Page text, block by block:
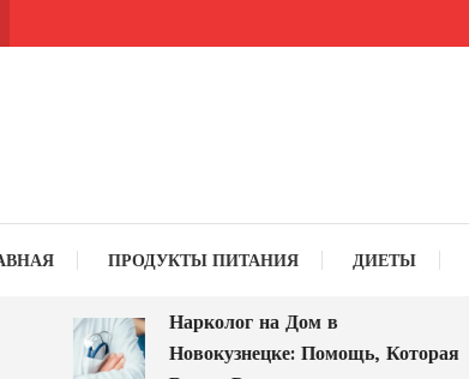
ПРОДУКТЫ ПИТАНИЯ ДИЕТЫ
Нарколог на Дом в
Новокузнецке: Помощь, Которая